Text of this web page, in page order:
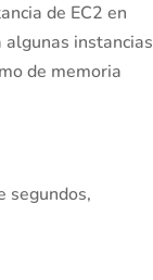
de EC2 en
instancias
de memoria
segundos,